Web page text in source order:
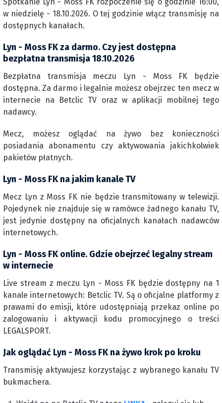
w niedzielę - 18.10.2026. O tej godzinie włącz transmisję na
dostępnych kanałach.
Lyn - Moss FK za darmo. Czy jest dostępna
bezpłatna transmisja 18.10.2026
Bezpłatna transmisja meczu Lyn - Moss FK będzie
dostępna. Za darmo i legalnie możesz obejrzec ten mecz w
internecie na Betclic TV oraz w aplikacji mobilnej tego
nadawcy.
Mecz, możesz oglądać na żywo bez konieczności
posiadania abonamentu czy aktywowania jakichkolwiek
pakietów płatnych.
Lyn - Moss FK na jakim kanale TV
Mecz Lyn z Moss FK nie będzie transmitowany w telewizji.
Pojedynek nie znajduje się w ramówce żadnego kanału TV,
jest jedynie dostępny na oficjalnych kanałach nadawców
internetowych.
Lyn - Moss FK online. Gdzie obejrzeć legalny stream
w internecie
Live stream z meczu Lyn - Moss FK będzie dostępny na 1
kanale internetowych: Betclic TV. Są o oficjalne platformy z
prawami do emisji, które udostępniają przekaz online po
zalogowaniu i aktywacji kodu promocyjnego o treści
LEGALSPORT.
Jak oglądać Lyn - Moss FK na żywo krok po kroku
Transmisję aktywujesz korzystając z wybranego kanału TV
bukmachera.